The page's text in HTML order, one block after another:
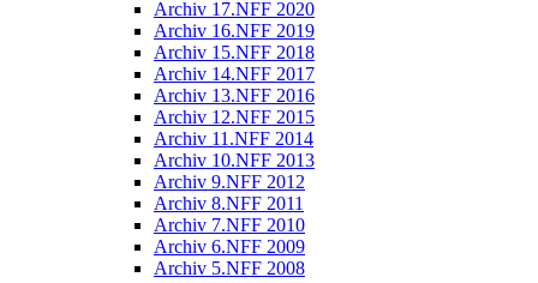
Archiv 17.NFF 2020
Archiv 16.NFF 2019
Archiv 15.NFF 2018
Archiv 14.NFF 2017
Archiv 13.NFF 2016
Archiv 12.NFF 2015
Archiv 11.NFF 2014
Archiv 10.NFF 2013
Archiv 9.NFF 2012
Archiv 8.NFF 2011
Archiv 7.NFF 2010
Archiv 6.NFF 2009
Archiv 5.NFF 2008